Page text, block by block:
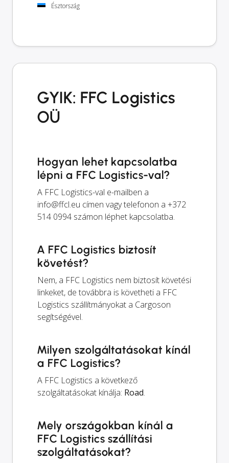
Észtország
GYIK: FFC Logistics
OÜ
Hogyan lehet kapcsolatba
lépni a FFC Logistics-val?
A FFC Logistics-val e-mailben a
info@ffcl.eu címen vagy telefonon a +372
514 0994 számon léphet kapcsolatba.
A FFC Logistics biztosít
követést?
Nem, a FFC Logistics nem biztosít követési
linkeket, de továbbra is követheti a FFC
Logistics szállítmányokat a Cargoson
segítségével.
Milyen szolgáltatásokat kínál
a FFC Logistics?
A FFC Logistics a következő
szolgáltatásokat kínálja: Road.
Mely országokban kínál a
FFC Logistics szállítási
szolgáltatásokat?